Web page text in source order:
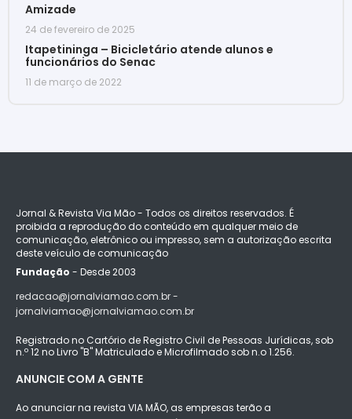
Amizade
24 de fevereiro de 2025
Itapetininga – Bicicletário atende alunos e
funcionários do Senac
11 de março de 2022
Jornal & Revista Via Mão - Todos os direitos reservados. É
proibida a reprodução do conteúdo em qualquer meio de
comunicação, eletrônico ou impresso, sem a autorização escrita
deste veículo de comunicação
Fundação - Desde 2003
redacao@jornalviamao.com.br -
jornalviamao@jornalviamao.com.br
Registrado no Cartório de Registro Civil de Pessoas Jurídicas, sob
n.º 12 no Livro "B" Matriculado e Microfilmado sob n.o 1.256.
ANUNCIE COM A GENTE
Ao anunciar na revista VIA MÃO, as empresas terão a